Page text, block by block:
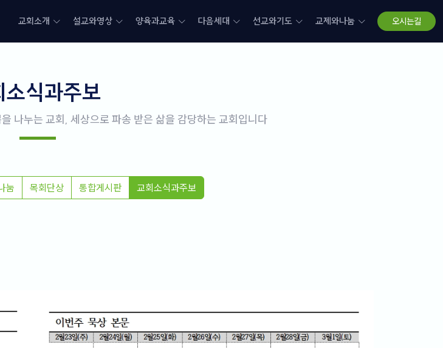
교회소개 설교와영상 양육과교육 다음세대 선교와기도 교제와나눔 오시는길
소식과주보
나누는 교회, 세상으로 파송 받은 삶을 감당하는 교회입니다
눔 목회단상 통합게시판 교회소식과주보